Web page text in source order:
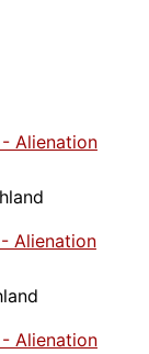
Alienation
Alienation
Alienation